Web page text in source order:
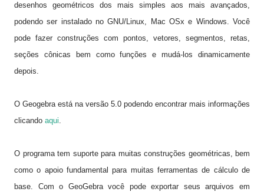
desenhos geométricos dos mais simples aos mais avançados,
podendo ser instalado no GNU/Linux, Mac OSx e Windows. Você
pode fazer construções com pontos, vetores, segmentos, retas,
seções cônicas bem como funções e mudá-los dinamicamente
depois.
O Geogebra está na versão 5.0 podendo encontrar mais informações
clicando aqui.
O programa tem suporte para muitas construções geométricas, bem
como o apoio fundamental para muitas ferramentas de cálculo de
base. Com o GeoGebra você pode exportar seus arquivos em